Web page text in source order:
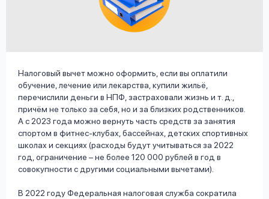
Налоговый вычет можно оформить, если вы оплатили
обучение, лечение или лекарства, купили жильё,
перечислили деньги в НПФ, застраховали жизнь и т. д.,
причём не только за себя, но и за близких родственников.
А с 2023 года можно вернуть часть средств за занятия
спортом в фитнес-клубах, бассейнах, детских спортивных
школах и секциях (расходы будут учитываться за 2022
год, ограничение – не более 120 000 рублей в год в
совокупности с другими социальными вычетами).
В 2022 году Федеральная налоговая служба сократила
Оформить заявку
Войти под другим номером
Ответы
на
вопросы